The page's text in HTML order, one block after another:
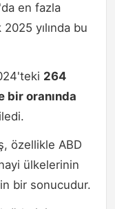
en fazla
yılında bu
264
bir oranında
özellikle ABD
ülkelerinin
bir sonucudur.